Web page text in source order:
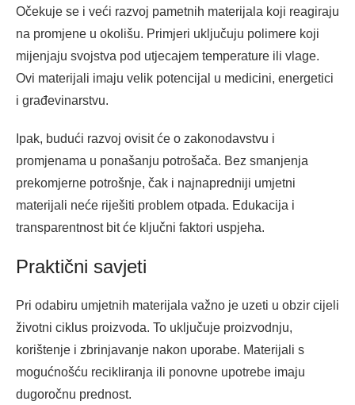
Očekuje se i veći razvoj pametnih materijala koji reagiraju
na promjene u okolišu. Primjeri uključuju polimere koji
mijenjaju svojstva pod utjecajem temperature ili vlage.
Ovi materijali imaju velik potencijal u medicini, energetici
i građevinarstvu.
Ipak, budući razvoj ovisit će o zakonodavstvu i
promjenama u ponašanju potrošača. Bez smanjenja
prekomjerne potrošnje, čak i najnapredniji umjetni
materijali neće riješiti problem otpada. Edukacija i
transparentnost bit će ključni faktori uspjeha.
Praktični savjeti
Pri odabiru umjetnih materijala važno je uzeti u obzir cijeli
životni ciklus proizvoda. To uključuje proizvodnju,
korištenje i zbrinjavanje nakon uporabe. Materijali s
mogućnošću recikliranja ili ponovne upotrebe imaju
dugoročnu prednost.